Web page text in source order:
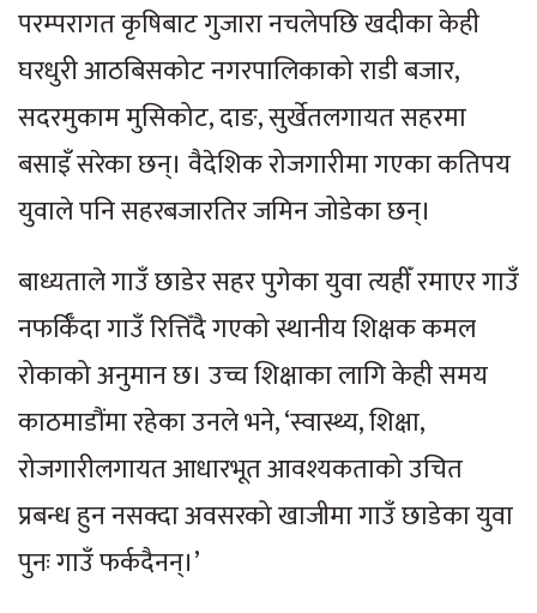
परम्परागत कृषिबाट गुजारा नचलेपछि खदीका केही
घरधुरी आठबिसकोट नगरपालिकाको राडी बजार,
सदरमुकाम मुसिकोट, दाङ, सुर्खेतलगायत सहरमा
बसाइँ सरेका छन्। वैदेशिक रोजगारीमा गएका कतिपय
युवाले पनि सहरबजारतिर जमिन जोडेका छन्।
बाध्यताले गाउँ छाडेर सहर पुगेका युवा त्यहीँ रमाएर गाउँ
नफर्किँदा गाउँ रित्तिँदै गएको स्थानीय शिक्षक कमल
रोकाको अनुमान छ। उच्च शिक्षाका लागि केही समय
काठमाडौंमा रहेका उनले भने, ‘स्वास्थ्य, शिक्षा,
रोजगारीलगायत आधारभूत आवश्यकताको उचित
प्रबन्ध हुन नसक्दा अवसरको खाजीमा गाउँ छाडेका युवा
पुनः गाउँ फर्कदैनन्।’